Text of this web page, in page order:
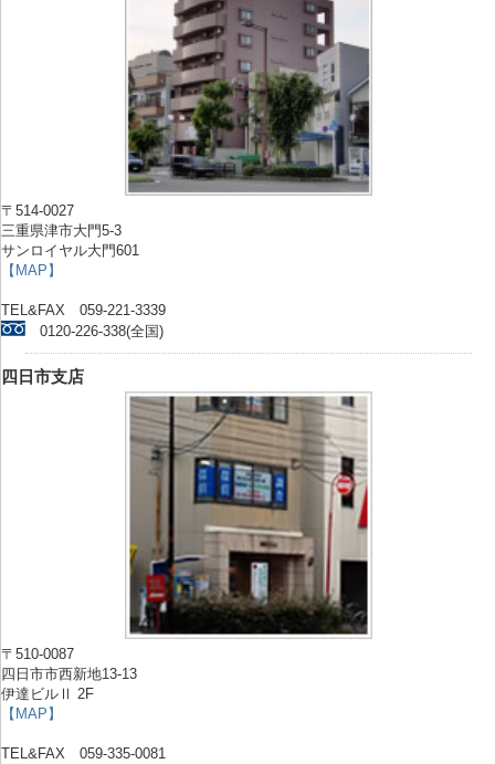
〒514-0027
三重県津市大門5-3
サンロイヤル大門601
【MAP】
TEL&FAX 059-221-3339
0120-226-338(全国)
四日市支店
〒510-0087
四日市市西新地13-13
伊達ビルⅡ 2F
【MAP】
TEL&FAX 059-335-0081